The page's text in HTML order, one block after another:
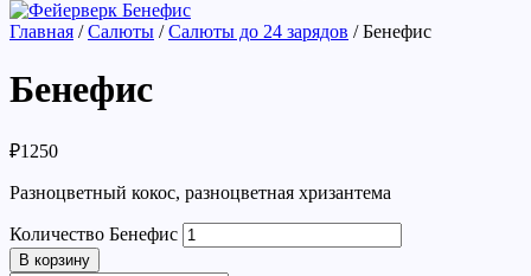
Главная /Салюты /Салюты до 24 зарядов / Бенефис
Бенефис
₽1250
Разноцветный кокос, разноцветная хризантема
Количество Бенефис
В корзину